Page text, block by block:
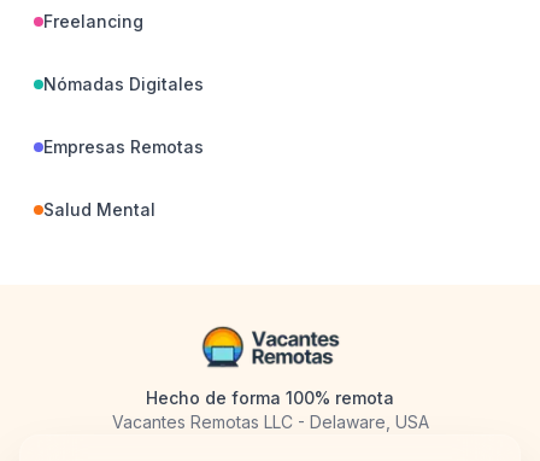
Freelancing
Nómadas Digitales
Empresas Remotas
Salud Mental
Hecho de forma 100% remota
Vacantes Remotas LLC - Delaware, USA